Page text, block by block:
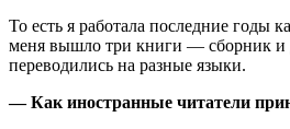
То есть я работала последние годы
меня вышло три книги — сборник и
переводились на разные языки.
— Как иностранные читатели